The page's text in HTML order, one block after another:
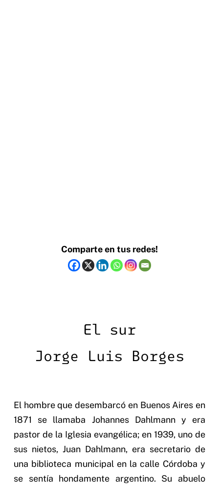
Comparte en tus redes!
El sur
Jorge Luis Borges
El hombre que desembarcó en Buenos Aires en
1871 se llamaba Johannes Dahlmann y era
pastor de la Iglesia evangélica; en 1939, uno de
sus nietos, Juan Dahlmann, era secretario de
una biblioteca municipal en la calle Córdoba y
se sentía hondamente argentino. Su abuelo